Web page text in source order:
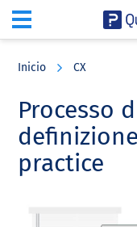
content
sidebar
Inicio CX
Processo
practice